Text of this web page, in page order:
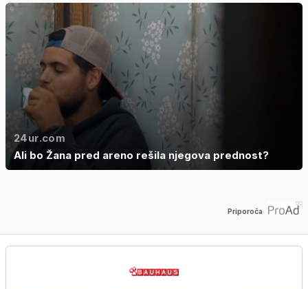
24ur.com
Ali bo Žana pred areno rešila njegova prednost?
Priporoča